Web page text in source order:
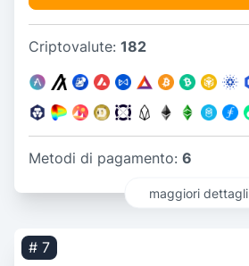
Criptovalute: 182
Metodi di pagamento: 6
maggiori dettagli
# 7